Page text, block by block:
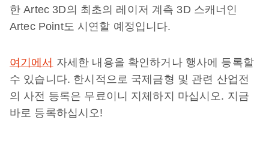
한 Artec 3D의 최초의 레이저 계측 3D 스캐너인
Artec Point도 시연할 예정입니다.
여기에서 자세한 내용을 확인하거나 행사에 등록할
수 있습니다. 한시적으로 국제금형 및 관련 산업전
의 사전 등록은 무료이니 지체하지 마십시오. 지금
바로 등록하십시오!